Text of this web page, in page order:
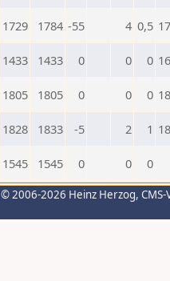
1729 1784 -55 4 0,5
1433 1433 0 0 0
1805 1805 0 0 0
1828 1833 -5 2 1
1545 1545 0 0 0
© 2006-2026 Heinz Herzog,